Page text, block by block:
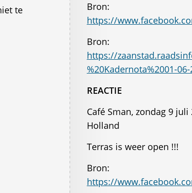
te
Bron:
https://
Bron:
https://
%20Kadernota%2001-
REACTIE
Café Sman, zondag 9
Holland
Terras is weer open !!!
Bron:
https://